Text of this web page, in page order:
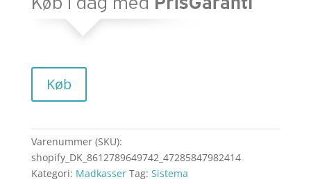
Køb
Varenummer (SKU):
shopify_DK_8612789649742_47285847982414
Kategori: Madkasser Tag: Sistema